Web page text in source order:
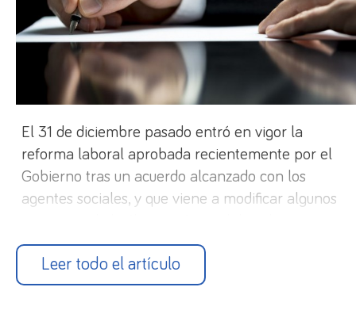
El 31 de diciembre pasado entró en vigor la
reforma laboral aprobada recientemente por el
Gobierno tras un acuerdo alcanzado con los
agentes sociales, y que viene a modificar algunos
desde hace casi una década.
Losaspectos más relevantes
Leer todo el artículo